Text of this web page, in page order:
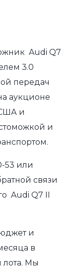
Audi Q7
3.0
передач
аукционе
и
и
53 или
связи
Audi Q7 II
и
в
лота. Мы